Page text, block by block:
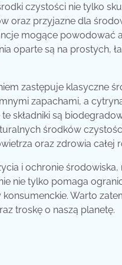
czystości nie tylko
oraz przyjazne dla
mogące powodować
oparte są na prostych,
zastępuje klasyczne
zapachami, a
składniki są
środków
oraz zdrowia całej
i ochronie środowiska,
nie tylko pomaga
Warto
troskę o naszą planetę.